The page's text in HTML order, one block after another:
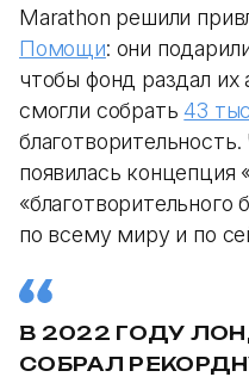
Marathon решили
Помощи: они
чтобы фонд раздал их
смогли собрать43
появилась концепция
«благотворительного
по всему миру и по
В 2022 ГОДУ
СОБРАЛ